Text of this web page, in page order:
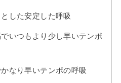
した安定した呼吸
いつもより少し早いテンポ
なり早いテンポの呼吸